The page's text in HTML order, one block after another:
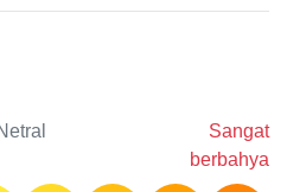
Sangat
berbahya